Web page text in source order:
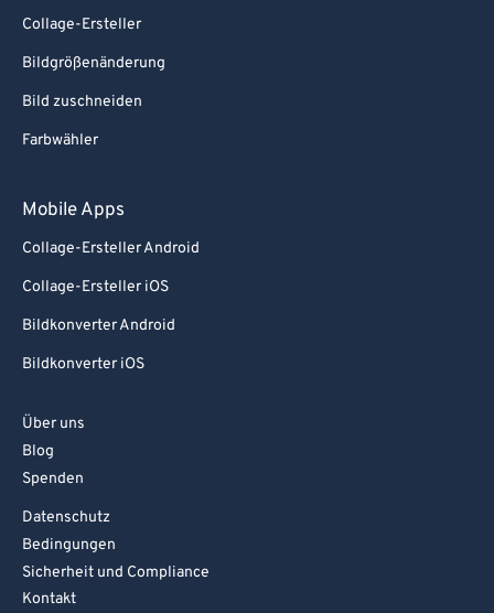
Collage-Ersteller
Bildgrößenänderung
Bild zuschneiden
Farbwähler
Mobile Apps
Collage-Ersteller Android
Collage-Ersteller iOS
Bildkonverter Android
Bildkonverter iOS
Über uns
Blog
Spenden
Datenschutz
Bedingungen
Sicherheit und Compliance
Kontakt